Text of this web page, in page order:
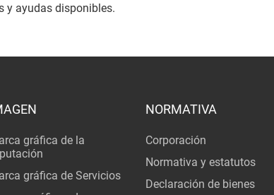
y ayudas disponibles.
gráfica de la
gráfica de Servicios
NORMATIVA
Corporación
Normativa y estatutos
Declaración de bienes